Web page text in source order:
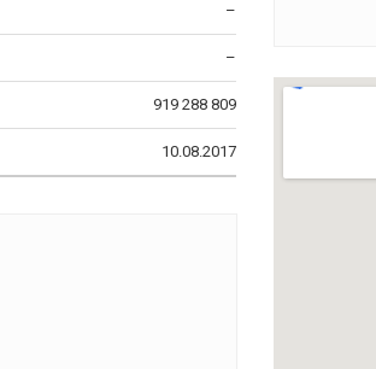
–
–
919 288 809
10.08.2017